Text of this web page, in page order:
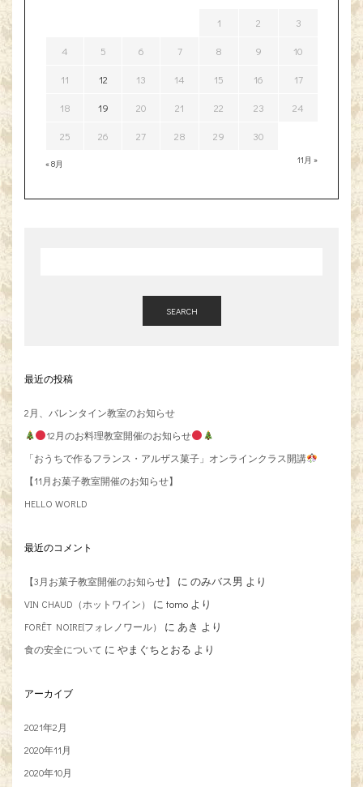
« 8月 11月 »
1 2 3
4 5 6 7 8 9 10
11 12 13 14 15 16 17
18 19 20 21 22 23 24
25 26 27 28 29 30
SEARCH
最近の投稿
2月、バレンタイン教室のお知らせ
12月のお料理教室開催のお知らせ
「おうちで作るフランス・アルザス菓子」オンラインクラス開講
【11月お菓子教室開催のお知らせ】
HELLO WORLD
最近のコメント
【3月お菓子教室開催のお知らせ】 に のみバス男 より
VIN CHAUD（ホットワイン） に tomo より
FORÊT NOIRE(フォレノワール） に あき より
食の安全について に やまぐちとおる より
アーカイブ
2021年2月
2020年11月
2020年10月